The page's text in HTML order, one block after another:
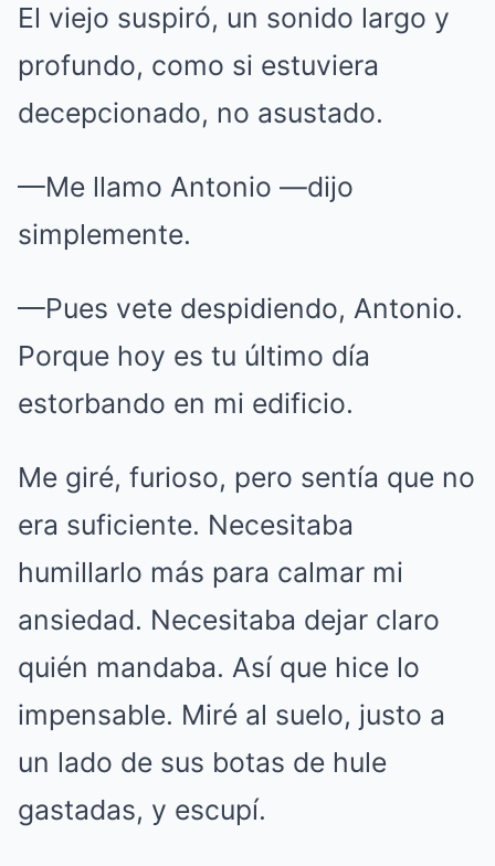
El viejo suspiró, un sonido largo y
profundo, como si estuviera
decepcionado, no asustado.
—Me llamo Antonio —dijo
simplemente.
—Pues vete despidiendo, Antonio.
Porque hoy es tu último día
estorbando en mi edificio.
Me giré, furioso, pero sentía que no
era suficiente. Necesitaba
humillarlo más para calmar mi
ansiedad. Necesitaba dejar claro
quién mandaba. Así que hice lo
impensable. Miré al suelo, justo a
un lado de sus botas de hule
gastadas, y escupí.